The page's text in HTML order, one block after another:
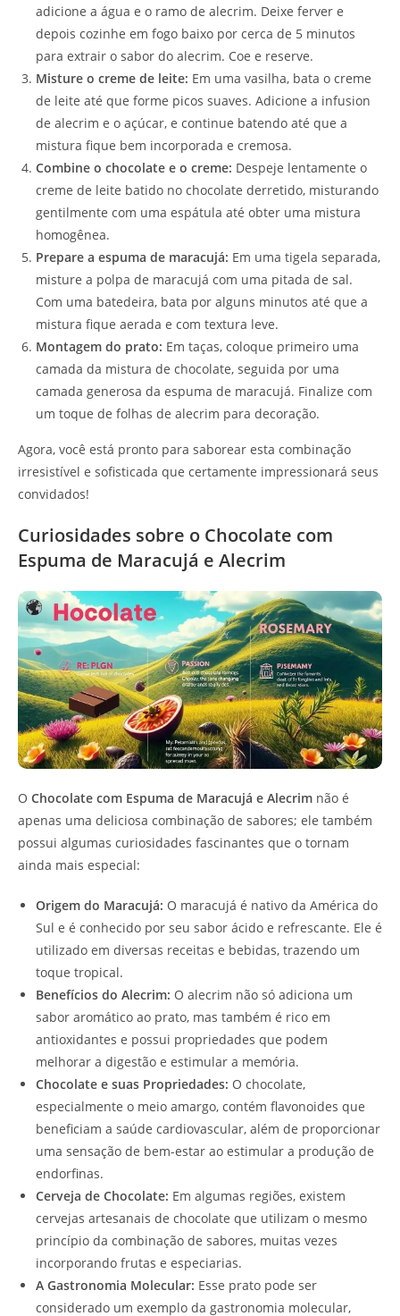
adicione a água e o ramo de alecrim. Deixe ferver e
depois cozinhe em fogo baixo por cerca de 5 minutos
para extrair o sabor do alecrim. Coe e reserve.
Misture o creme de leite: Em uma vasilha, bata o creme
de leite até que forme picos suaves. Adicione a infusion
de alecrim e o açúcar, e continue batendo até que a
mistura fique bem incorporada e cremosa.
Combine o chocolate e o creme: Despeje lentamente o
creme de leite batido no chocolate derretido, misturando
gentilmente com uma espátula até obter uma mistura
homogênea.
Prepare a espuma de maracujá: Em uma tigela separada,
misture a polpa de maracujá com uma pitada de sal.
Com uma batedeira, bata por alguns minutos até que a
mistura fique aerada e com textura leve.
Montagem do prato: Em taças, coloque primeiro uma
camada da mistura de chocolate, seguida por uma
camada generosa da espuma de maracujá. Finalize com
um toque de folhas de alecrim para decoração.
Agora, você está pronto para saborear esta combinação
irresistível e sofisticada que certamente impressionará seus
convidados!
Curiosidades sobre o Chocolate com
Espuma de Maracujá e Alecrim
O Chocolate com Espuma de Maracujá e Alecrim não é
apenas uma deliciosa combinação de sabores; ele também
possui algumas curiosidades fascinantes que o tornam
ainda mais especial:
Origem do Maracujá: O maracujá é nativo da América do
Sul e é conhecido por seu sabor ácido e refrescante. Ele é
utilizado em diversas receitas e bebidas, trazendo um
toque tropical.
Benefícios do Alecrim: O alecrim não só adiciona um
sabor aromático ao prato, mas também é rico em
antioxidantes e possui propriedades que podem
melhorar a digestão e estimular a memória.
Chocolate e suas Propriedades: O chocolate,
especialmente o meio amargo, contém flavonoides que
beneficiam a saúde cardiovascular, além de proporcionar
uma sensação de bem-estar ao estimular a produção de
endorfinas.
Cerveja de Chocolate: Em algumas regiões, existem
cervejas artesanais de chocolate que utilizam o mesmo
princípio da combinação de sabores, muitas vezes
incorporando frutas e especiarias.
A Gastronomia Molecular: Esse prato pode ser
considerado um exemplo da gastronomia molecular,